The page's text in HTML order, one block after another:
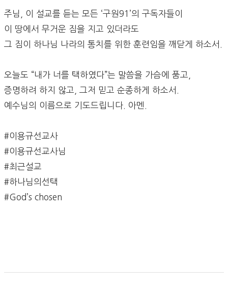
주님, 이 설교를 듣는 모든 ‘구원91’의 구독자들이
이 땅에서 무거운 짐을 지고 있더라도
그 짐이 하나님 나라의 통치를 위한 훈련임을 깨닫게 하소서.
오늘도 “내가 너를 택하였다”는 말씀을 가슴에 품고,
증명하려 하지 않고, 그저 믿고 순종하게 하소서.
예수님의 이름으로 기도드립니다. 아멘.
#이용규선교사
#이용규선교사님
#최근설교
#하나님의선택
#God’s chosen